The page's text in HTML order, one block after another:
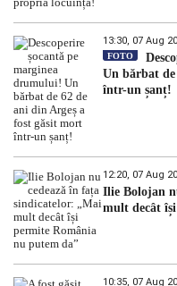
13:30, 07 Aug
FOTO
Un bărbat
într-un șanț!
12:20, 07 Aug
Ilie Bolojan
mult decât
10:35, 07 Aug